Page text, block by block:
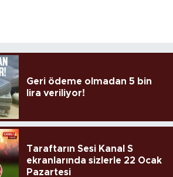
Geri ödeme olmadan 5 bin
lira veriliyor!
Taraftarın Sesi Kanal S
ekranlarında sizlerle 22 Ocak
Pazartesi